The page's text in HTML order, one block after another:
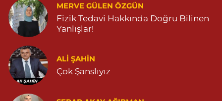
MERVE GÜLEN ÖZGÜN
Fizik Tedavi Hakkında Doğru Bilinen
Yanlışlar!
ALI ŞAHİN
Çok Şanslıyız